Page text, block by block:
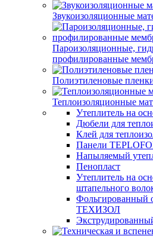
Звукоизоляционные
Пароизоляционные,
профилированные
Полиэтиленовые
Теплоизоляционные
Утеплитель на
Дюбели для
Клей для
Панели
Напыляемый
Пенопласт
Утеплитель на
штапельного
Фольгированный
ТЕХИЗОЛ